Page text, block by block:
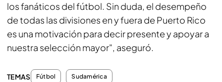
los fanáticos del fútbol. Sin duda, el desempeño
de todas las divisiones en y fuera de Puerto Rico
es una motivación para decir presente y apoyar a
nuestra selección mayor", aseguró.
TEMAS Fútbol Sudamérica